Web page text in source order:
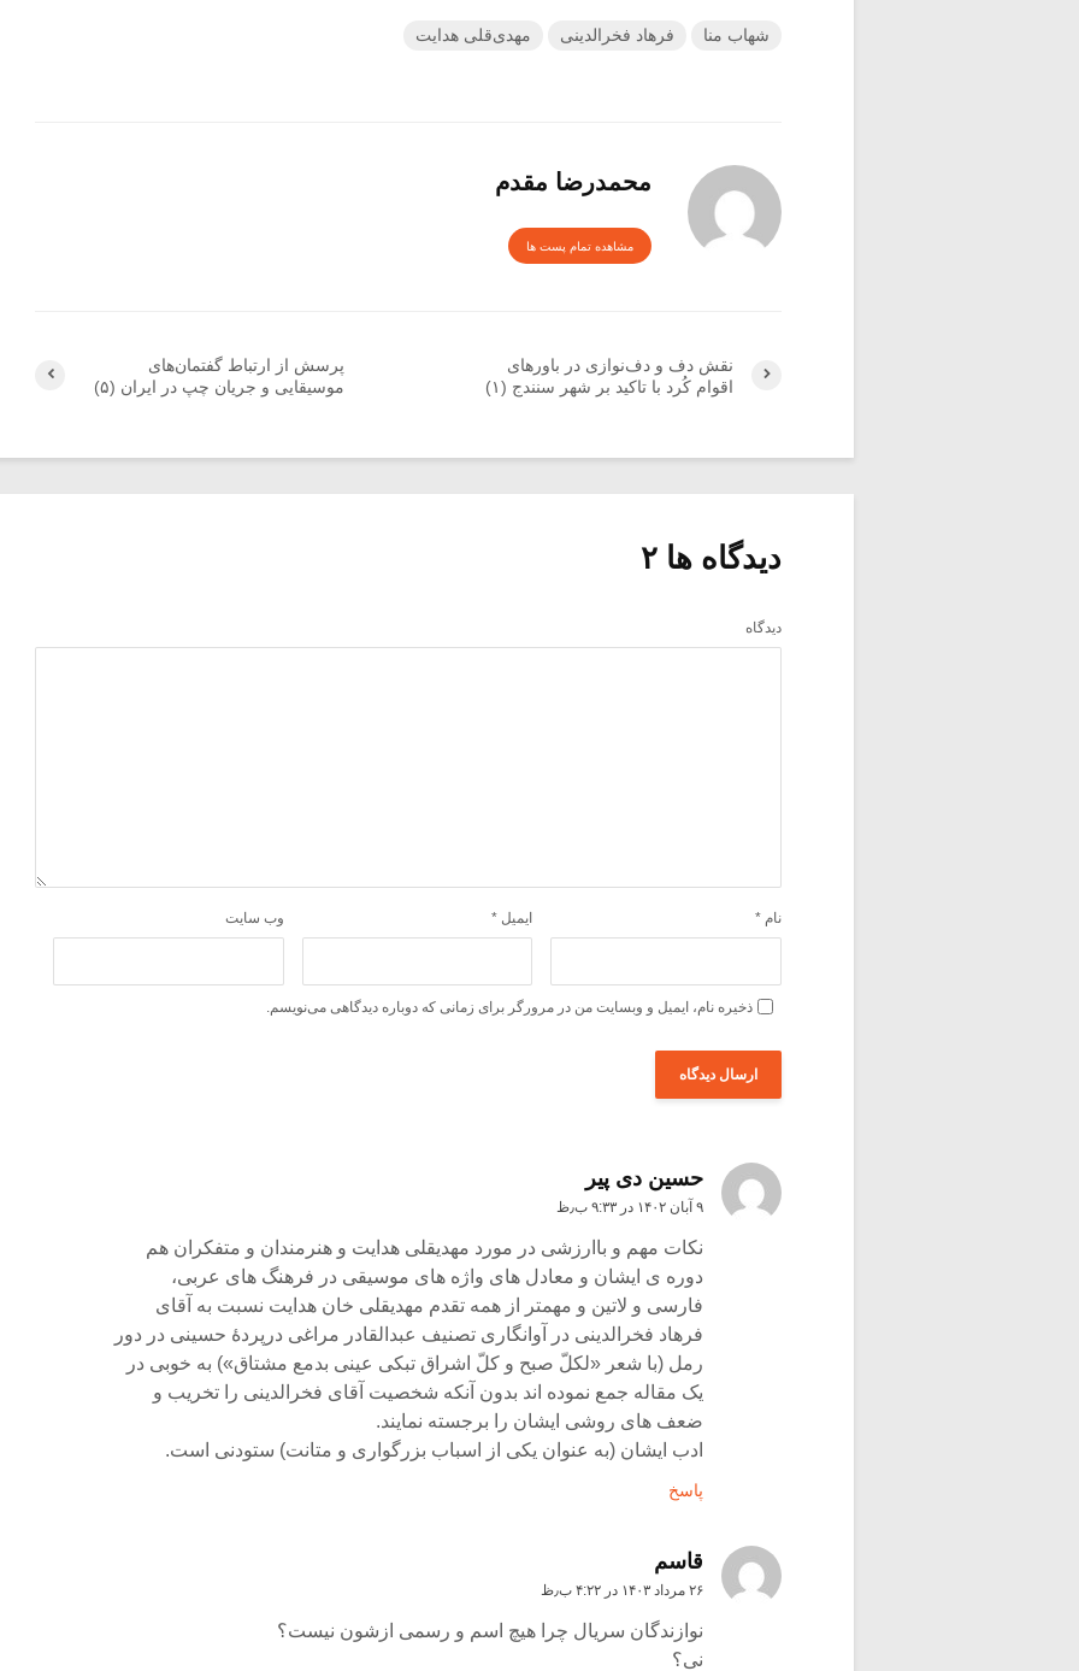
شهاب منا فرهاد فخرالدینی مهدی‌قلی هدایت
محمدرضا مقدم
مشاهده تمام پست ها
پرسش از ارتباط گفتمان‌های
موسیقایی و جریان چپ در ایران (۵)
نقش دف و دف‌نوازی در باورهای
اقوام کُرد با تاکید بر شهر سنندج (۱)
دیدگاه ها ۲
دیدگاه
نام * ایمیل * وب‌ سایت
ذخیره نام، ایمیل و وبسایت من در مرورگر برای زمانی که دوباره دیدگاهی می‌نویسم.
حسین دی پیر
۹ آبان ۱۴۰۲ در ۹:۳۳ ب٫ظ
نکات مهم و باارزشی در مورد مهدیقلی هدایت و هنرمندان و متفکران هم
دوره ی ایشان و معادل های واژه های موسیقی در فرهنگ های عربی،
فارسی و لاتین و مهمتر از همه تقدم مهدیقلی خان هدایت نسبت به آقای
فرهاد فخرالدینی در آوانگاری تصنیف عبدالقادر مراغی درپردۀ حسینی در دور
رمل (با شعر «لکلّ صبح و کلّ اشراق تبکی عینی بدمع مشتاق») به خوبی در
یک مقاله جمع نموده اند بدون آنکه شخصیت آقای فخرالدینی را تخریب و
ضعف های روشی ایشان را برجسته نمایند.
ادب ایشان (به عنوان یکی از اسباب بزرگواری و متانت) ستودنی است.
پاسخ
قاسم
۲۶ مرداد ۱۴۰۳ در ۴:۲۲ ب٫ظ
نوازندگان سریال چرا هیچ اسم و رسمی ازشون نیست؟
نی؟